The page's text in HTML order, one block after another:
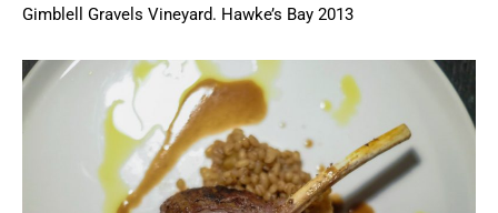
Gimblell Gravels Vineyard. Hawke’s Bay 2013